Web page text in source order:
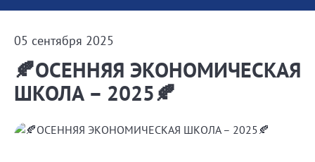
05 сентября 2025
🍂ОСЕННЯЯ ЭКОНОМИЧЕСКАЯ
ШКОЛА – 2025🍂